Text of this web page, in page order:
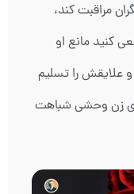
مراقبت کند،
کنید مانع او
علایقش را تسلیم
زن وحشی شباهت